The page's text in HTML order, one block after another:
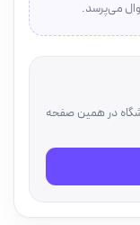
می‌پرسد.
در همین صفحه